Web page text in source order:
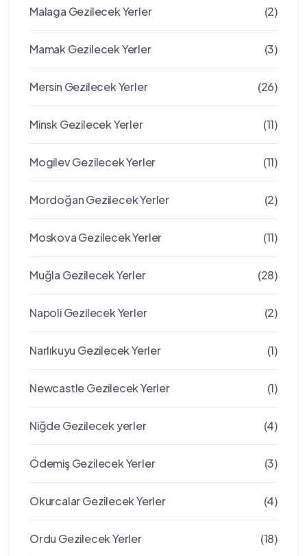
Malaga Gezilecek Yerler (2)
Mamak Gezilecek Yerler (3)
Mersin Gezilecek Yerler (26)
Minsk Gezilecek Yerler (11)
Mogilev Gezilecek Yerler (11)
Mordoğan Gezilecek Yerler (2)
Moskova Gezilecek Yerler (11)
Muğla Gezilecek Yerler (28)
Napoli Gezilecek Yerler (2)
Narlıkuyu Gezilecek Yerler (1)
Newcastle Gezilecek Yerler (1)
Niğde Gezilecek yerler (4)
Ödemiş Gezilecek Yerler (3)
Okurcalar Gezilecek Yerler (4)
Ordu Gezilecek Yerler (18)